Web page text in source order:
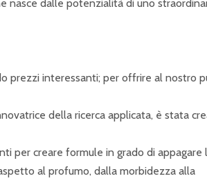
nasce dalle potenzialità di uno
prezzi interessanti; per offrire al nostro
della ricerca applicata, è stata
per creare formule in grado di appagare
al profumo, dalla morbidezza alla